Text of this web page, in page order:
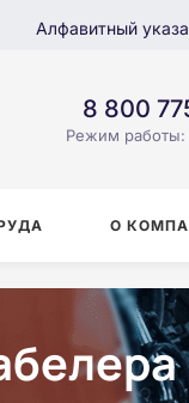
Алфавитный
8 800
Режим работы:
О